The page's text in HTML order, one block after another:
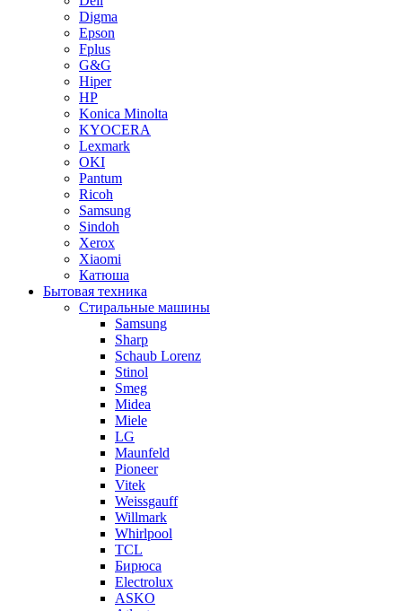
Digma
Epson
Fplus
G&G
Hiper
HP
Konica Minolta
KYOCERA
Lexmark
OKI
Pantum
Ricoh
Samsung
Sindoh
Xerox
Xiaomi
Катюша
Бытовая техника
Стиральные машины
Samsung
Sharp
Schaub Lorenz
Stinol
Smeg
Midea
Miele
LG
Maunfeld
Pioneer
Vitek
Weissgauff
Willmark
Whirlpool
TCL
Бирюса
Electrolux
ASKO